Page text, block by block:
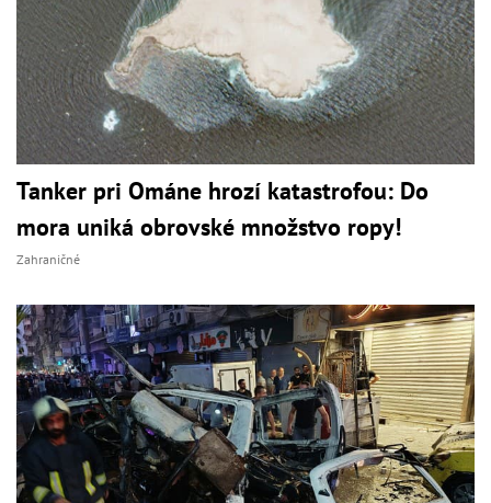
Tanker pri Ománe hrozí katastrofou: Do
mora uniká obrovské množstvo ropy!
Zahraničné